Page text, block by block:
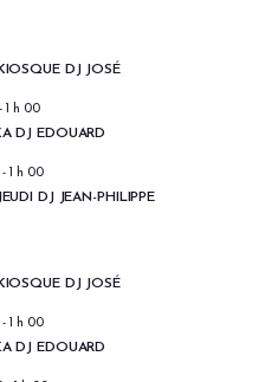
DJ JOSÉ
- 1 h 00
DJ EDOUARD
- 1 h 00
DJ JEAN-PHILIPPE
DJ JOSÉ
- 1 h 00
DJ EDOUARD